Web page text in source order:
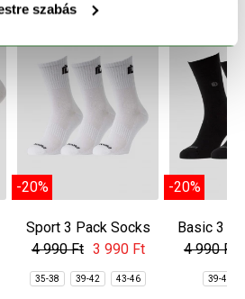
szabás
-20%
Sport 3 Pack Socks
4 990 Ft 3 990 Ft
35-38 39-42 43-46
-20%
Basic 3
4 990 Ft
39-42